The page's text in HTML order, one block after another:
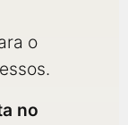
o
no